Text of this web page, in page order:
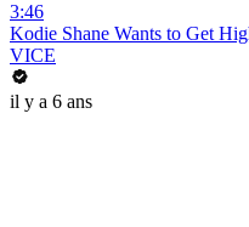
3:46
Kodie Shane Wants to Get
VICE
il y a 6 ans